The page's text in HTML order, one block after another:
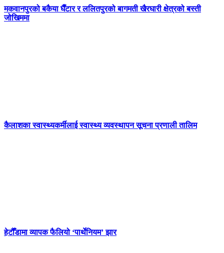
मकवानपुरको बकैया घैँटार र ललितपुरको बागमती खैरघारी क्षेत्रको बस्ती
जोखिममा
कैलाशका स्वास्थ्यकर्मीलाई स्वास्थ्य व्यवस्थापन सूचना प्रणाली तालिम
हेटौँडामा व्यापक फैलियो ‘पार्थेनियम’ झार